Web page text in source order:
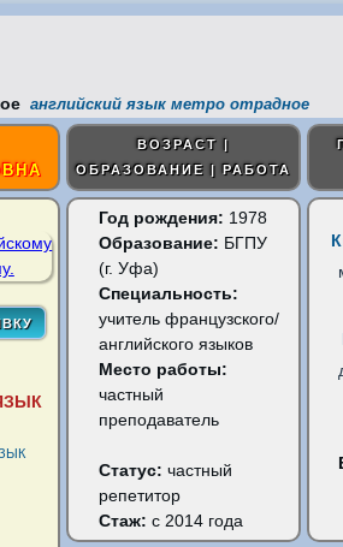
английский язык метро отрадное
ВОЗРАСТ |
ОБРАЗОВАНИЕ | РАБОТА
Год рождения: 1978
Образование: БГПУ
(г. Уфа)
Специальность:
учитель французского/
английского языков
Место работы:
частный
преподаватель
Статус:частный
репетитор
Стаж: с 2014 года